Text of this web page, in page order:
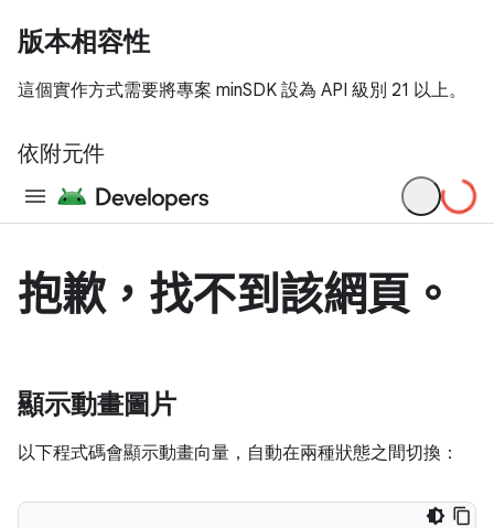
版本相容性
這個實作方式需要將專案 minSDK 設為 API 級別 21 以上。
依附元件
顯示動畫圖片
以下程式碼會顯示動畫向量，自動在兩種狀態之間切換：